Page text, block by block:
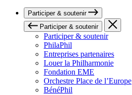
Participer & soutenir
Participer & soutenir
Participer & soutenir
PhilaPhil
Entreprises partenaires
Louer la Philharmonie
Fondation EME
Orchestre Place de l’Europe
BénéPhil